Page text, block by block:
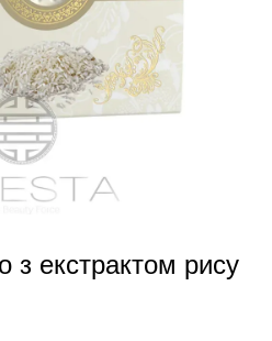
з екстрактом рису